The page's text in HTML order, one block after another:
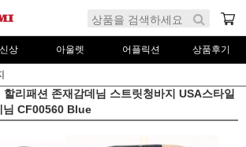
상 아울렛 어플릭션 상품후기
리패션 존재감데님 스트릿청바지 USA스타일
님 CF00560 Blue